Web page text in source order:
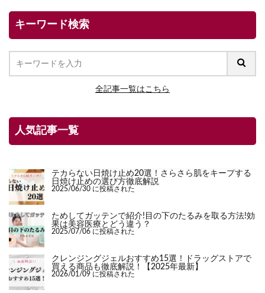
キーワード検索
全記事一覧はこちら
人気記事一覧
テカらない日焼け止め20選！さらさら肌をキープする
日焼け止めの選び方徹底解説
2025/06/30 に投稿された
ためしてガッテンで紹介!目の下のたるみを取る方法!効
果は美容医療とどう違う？
2025/07/06 に投稿された
クレンジングジェルおすすめ15選！ドラッグストアで
買える商品も徹底解説！【2025年最新】
2026/01/09 に投稿された